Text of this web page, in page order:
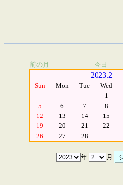
前の月 今日
2023.2
Sun Mon Tue Wed
1
5
6 7 8
12
13 14 15
19
20 21 22
26
27 28
年 月